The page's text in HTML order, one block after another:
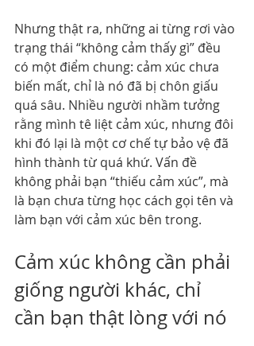
Nhưng thật ra, những ai từng rơi vào
trạng thái “không cảm thấy gì” đều
có một điểm chung: cảm xúc chưa
biến mất, chỉ là nó đã bị chôn giấu
quá sâu. Nhiều người nhầm tưởng
rằng mình tê liệt cảm xúc, nhưng đôi
khi đó lại là một cơ chế tự bảo vệ đã
hình thành từ quá khứ. Vấn đề
không phải bạn “thiếu cảm xúc”, mà
là bạn chưa từng học cách gọi tên và
làm bạn với cảm xúc bên trong.
Cảm xúc không cần phải
giống người khác, chỉ
cần bạn thật lòng với nó